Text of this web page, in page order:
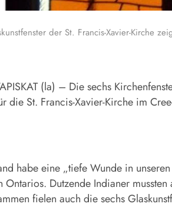
der St. Francis-Xavier-Kirche
(la) – Die sechs
die St. Francis-Xavier-Kirche im
habe eine „tiefe Wunde in
Ontarios. Dutzende Indianer
fielen auch die sechs